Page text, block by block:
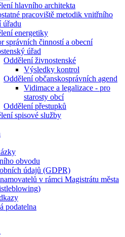
hlavního architekta
pracoviště metodik vnitřního
úřadu
energetiky
správních činností a obecní
úřad
Oddělení živnostenské
Výsledky kontrol
Oddělení občanskosprávních agend
Vidimace a legalizace - pro
starosty obcí
Oddělení přestupků
spisové služby
obvodu
údajů (GDPR)
v rámci Magistrátu města
podatelna